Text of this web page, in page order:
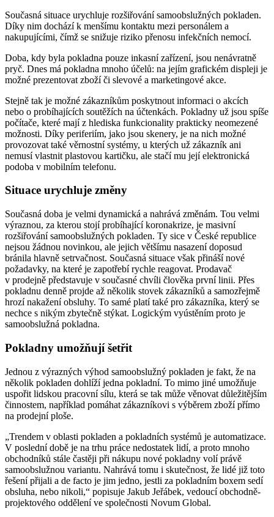
Současná situace urychluje rozšiřování samoobslužných pokladen.
Díky nim dochází k menšímu kontaktu mezi personálem a
nakupujícími, čímž se snižuje riziko přenosu infekčních nemocí.
Doba, kdy byla pokladna pouze inkasní zařízení, jsou nenávratně
pryč. Dnes má pokladna mnoho účelů: na jejím grafickém displeji je
možné prezentovat zboží či slevové a marketingové akce.
Stejně tak je možné zákazníkům poskytnout informaci o akcích
nebo o probíhajících soutěžích na účtenkách. Pokladny už jsou spíše
počítače, které mají z hlediska funkcionality prakticky neomezené
možnosti. Díky periferiím, jako jsou skenery, je na nich možné
provozovat také věrnostní systémy, u kterých už zákazník ani
nemusí vlastnit plastovou kartičku, ale stačí mu její elektronická
podoba v mobilním telefonu.
Situace urychluje změny
Současná doba je velmi dynamická a nahrává změnám. Tou velmi
výraznou, za kterou stojí probíhající koronakrize, je masivní
rozšiřování samoobslužných pokladen. Ty sice v České republice
nejsou žádnou novinkou, ale jejich většímu nasazení doposud
bránila hlavně setrvačnost. Současná situace však přináší nové
požadavky, na které je zapotřebí rychle reagovat. Prodavač
v prodejně představuje v současné chvíli člověka první linii. Přes
pokladnu denně projde až několik stovek zákazníků a samozřejmě
hrozí nakažení obsluhy. To samé platí také pro zákazníka, který se
nechce s nikým zbytečně stýkat. Logickým vyústěním proto je
samoobslužná pokladna.
Pokladny umožňují šetřit
Jednou z výrazných výhod samoobslužný pokladen je fakt, že na
několik pokladen dohlíží jedna pokladní. To mimo jiné umožňuje
uspořit lidskou pracovní sílu, která se tak může věnovat důležitějším
činnostem, například pomáhat zákazníkovi s výběrem zboží přímo
na prodejní ploše.
„Trendem v oblasti pokladen a pokladních systémů je automatizace.
V poslední době je na trhu práce nedostatek lidí, a proto mnoho
obchodníků stále častěji při nákupu nové pokladny volí právě
samoobslužnou variantu. Nahrává tomu i skutečnost, že lidé již toto
řešení přijali a de facto je jim jedno, jestli za pokladním boxem sedí
obsluha, nebo nikoli,“ popisuje Jakub Jeřábek, vedoucí obchodně-
projektového oddělení ve společnosti Novum Global.